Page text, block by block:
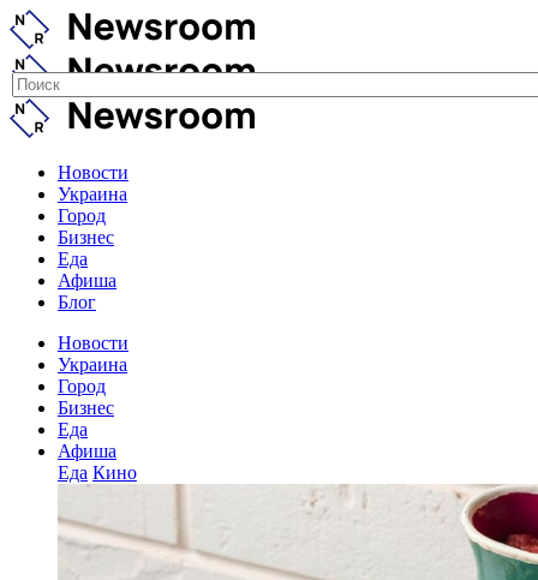
Новости
Украина
Город
Бизнес
Еда
Афиша
Блог
Новости
Украина
Город
Бизнес
Еда
Афиша
Еда Кино